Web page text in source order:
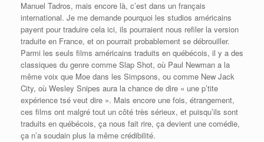
Manuel Tadros, mais encore là, c’est dans un français
international. Je me demande pourquoi les studios américains
payent pour traduire cela ici, ils pourraient nous refiler la version
traduite en France, et on pourrait probablement se débrouiller.
Parmi les seuls films américains traduits en québécois, il y a des
classiques du genre comme Slap Shot, où Paul Newman a la
même voix que Moe dans les Simpsons, ou comme New Jack
City, où Wesley Snipes aura la chance de dire « une p’tite
expérience tsé veut dire ». Mais encore une fois, étrangement,
ces films ont malgré tout un côté très sérieux, et puisqu’ils sont
traduits en québécois, ça nous fait rire, ça devient une comédie,
ça n’a soudain plus la même crédibilité.